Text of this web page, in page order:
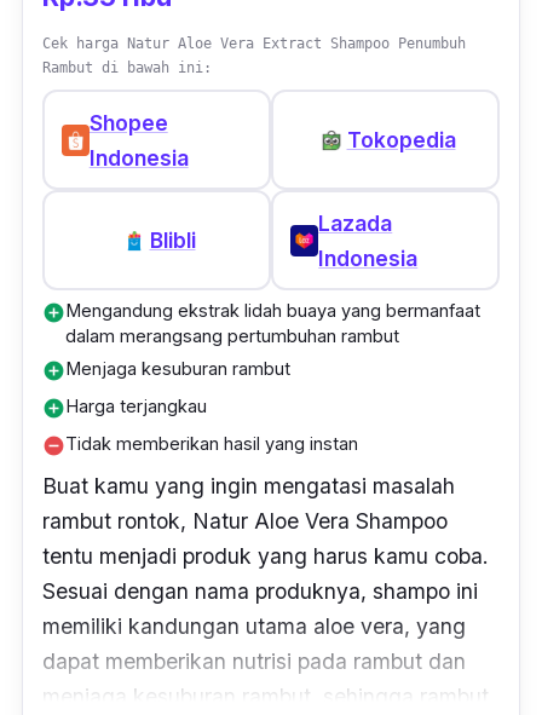
shampoo ini membutuhkan produk yang
banyak untuk menghasilkan busa jatonya jadi
boros di aku,"
- Irma, Member Female Daily
Cek harga Natur Aloe Vera Extract Shampoo Penumbuh
Rambut di bawah ini:
Shopee
Indonesia
Tokopedia
Blibli
Lazada
Indonesia
add_circleMengandung ekstrak lidah buaya yang bermanfaat
dalam merangsang pertumbuhan rambut
add_circleMenjaga kesuburan rambut
add_circleHarga terjangkau
remove_circleTidak memberikan hasil yang instan
Buat kamu yang ingin mengatasi masalah
rambut rontok, Natur Aloe Vera Shampoo
tentu menjadi produk yang harus kamu coba.
Sesuai dengan nama produknya, shampo ini
memiliki kandungan utama aloe vera, yang
dapat memberikan nutrisi pada rambut dan
menjaga kesuburan rambut, sehingga rambut